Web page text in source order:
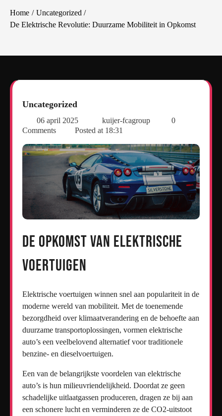
Home
Uncategorized
De Elektrische Revolutie: Duurzame Mobiliteit in Opkomst
Uncategorized
06 april 2025 kuijer-fcagroup
0
Comments
Posted at 18:31
De opkomst van elektrische
voertuigen
Elektrische voertuigen winnen snel aan populariteit in de
moderne wereld van mobiliteit. Met de toenemende
bezorgdheid over klimaatverandering en de behoefte aan
duurzame transportoplossingen, vormen elektrische
auto’s een veelbelovend alternatief voor traditionele
benzine- en dieselvoertuigen.
Een van de belangrijkste voordelen van elektrische
auto’s is hun milieuvriendelijkheid. Doordat ze geen
schadelijke uitlaatgassen produceren, dragen ze bij aan
een schonere lucht en verminderen ze de CO2-uitstoot